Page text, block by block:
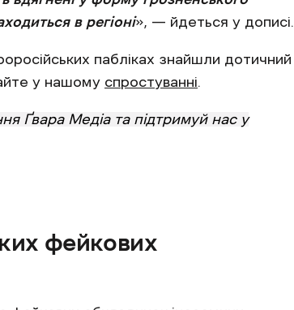
в регіоні», — йдеться у дописі.
пабліках знайшли дотичний
у нашому спростуванні.
Ґвара Медіа та підтримуй нас у
фейкових